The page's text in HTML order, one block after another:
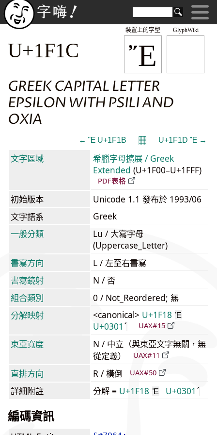
GlyphWiki
Ἔ
裝置上的字型
U+1F1C
GREEK CAPITAL LETTER
EPSILON WITH PSILI AND
OXIA
← Ἓ U+1F1B 𝄜 U+1F1D Ἕ →
文字區域
希臘字母擴展 / Greek
Extended (U+1F00–U+1FFF)
PDF表格
初始版本
Unicode 1.1 發布於 1993/06
文字語系
Greek
一般分類
Lu / 大寫字母
(Uppercase_Letter)
書寫方向
L / 左至右書寫
書寫鏡射
N / 否
組合類別
0 / Not_Reordered; 無
分解映射
<canonical> U+1F18 Ἐ
U+0301 UAX#15
東亞寬度
N / 中立（與東亞文字無關，無
從定義）
UAX#11
直排方向 R / 橫倒 UAX#50
詳細附註 分解 ≡ U+1F18 Ἐ U+0301
編碼資訊